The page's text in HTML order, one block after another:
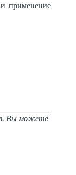
применение
Вы можете